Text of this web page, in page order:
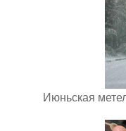
Июньская